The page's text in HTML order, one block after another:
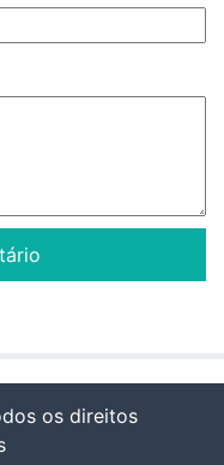
os direitos